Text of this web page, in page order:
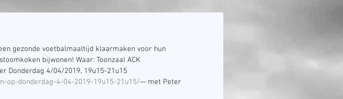
gezonde voetbalmaaltijd klaarmaken voor hun
bijwonen! Waar: Toonzaal ACK
Donderdag 4/04/2019, 19u15-21u15
op-donderdag-4-04-2019-19u15-21u15/— met Peter